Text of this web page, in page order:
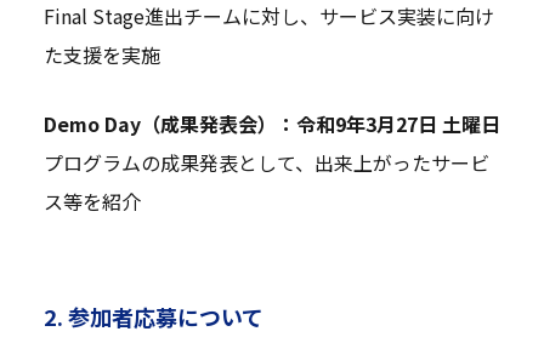
Final Stage進出チームに対し、サービス実装に向け
た支援を実施
Demo Day（成果発表会）：令和9年3月27日 土曜日
プログラムの成果発表として、出来上がったサービ
ス等を紹介
2. 参加者応募について